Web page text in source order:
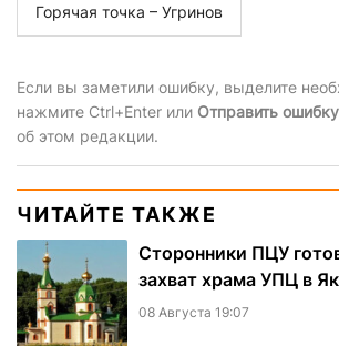
Горячая точка – Угринов
Если вы заметили ошибку, выделите
нажмите Ctrl+Enter или Отправить ошибку
об этом редакции.
ЧИТАЙТЕ ТАКЖЕ
Сторонники ПЦУ
захват храма УПЦ в
08 Августа 19:07